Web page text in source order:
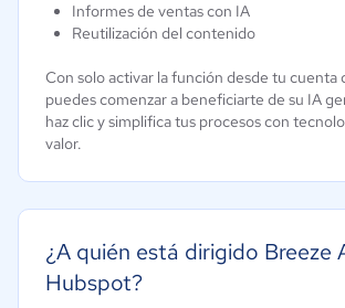
Informes de ventas con IA
Reutilización del contenido
Con solo activar la función desde tu cuenta
puedes comenzar a beneficiarte de su IA
haz clic y simplifica tus procesos con
valor.
¿A quién está dirigido Breeze
Hubspot?